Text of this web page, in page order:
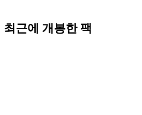
최근에 개봉한 팩